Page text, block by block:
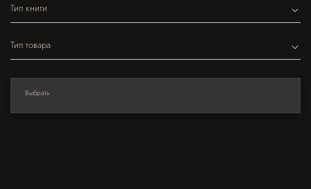
Тип книги
Тип товара
Выбрать